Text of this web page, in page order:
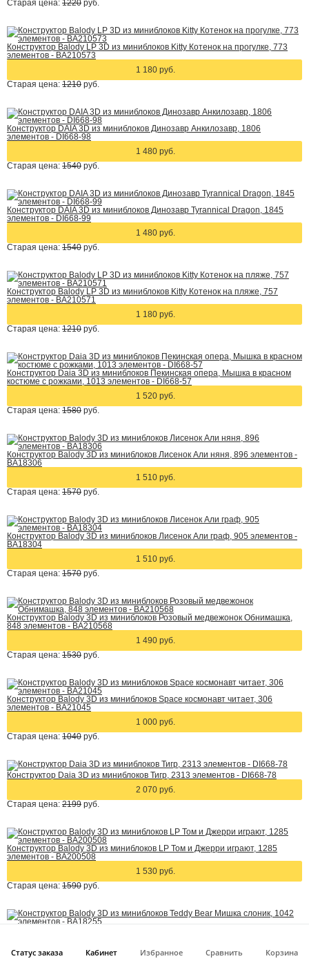
Статус заказа Кабинет Избранное Сравнить Корзина
Старая цена: 1220 руб.
Конструктор Balody LP 3D из миниблоков Kitty Котенок на прогулке, 773
элементов - BA210573
1 180 руб.
Старая цена: 1210 руб.
Конструктор DAIA 3D из миниблоков Динозавр Анкилозавр, 1806
элементов - DI668-98
1 480 руб.
Старая цена: 1540 руб.
Конструктор DAIA 3D из миниблоков Динозавр Tyrannical Dragon, 1845
элементов - DI668-99
1 480 руб.
Старая цена: 1540 руб.
Конструктор Balody LP 3D из миниблоков Kitty Котенок на пляже, 757
элементов - BA210571
1 180 руб.
Старая цена: 1210 руб.
Конструктор Daia 3D из миниблоков Пекинская опера, Мышка в красном
костюме с рожками, 1013 элементов - DI668-57
1 520 руб.
Старая цена: 1580 руб.
Конструктор Balody 3D из миниблоков Лисенок Али няня, 896 элементов -
BA18306
1 510 руб.
Старая цена: 1570 руб.
Конструктор Balody 3D из миниблоков Лисенок Али граф, 905 элементов -
BA18304
1 510 руб.
Старая цена: 1570 руб.
Конструктор Balody 3D из миниблоков Розовый медвежонок Обнимашка,
848 элементов - BA210568
1 490 руб.
Старая цена: 1530 руб.
Конструктор Balody 3D из миниблоков Space космонавт читает, 306
элементов - BA21045
1 000 руб.
Старая цена: 1040 руб.
Конструктор Daia 3D из миниблоков Тигр, 2313 элементов - DI668-78
2 070 руб.
Старая цена: 2199 руб.
Конструктор Balody 3D из миниблоков LP Том и Джерри играют, 1285
элементов - BA200508
1 530 руб.
Старая цена: 1590 руб.
1 390 руб.